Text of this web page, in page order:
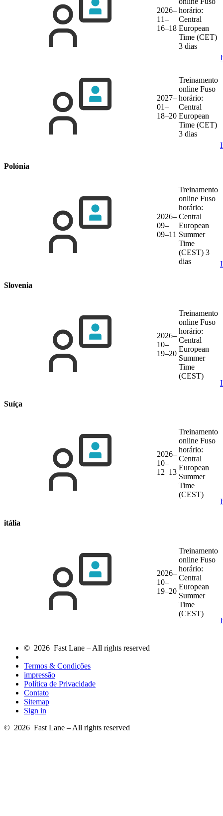
2026–
11–
16–18
horário:
Central
European
Time (CET)
3 dias
2027–
01–
18–20
Treinamento
online Fuso
horário:
Central
European
Time (CET)
3 dias
Polónia
2026–
09–
09–11
Treinamento
online Fuso
horário:
Central
European
Summer
Time
(CEST) 3
dias
Slovenia
2026–
10–
19–20
Treinamento
online Fuso
horário:
Central
European
Summer
Time
(CEST)
Suíça
2026–
10–
12–13
Treinamento
online Fuso
horário:
Central
European
Summer
Time
(CEST)
itália
2026–
10–
19–20
Treinamento
online Fuso
horário:
Central
European
Summer
Time
(CEST)
© 2026 Fast Lane – All rights reserved
Termos & Condições
impressão
Política de Privacidade
Contato
Sitemap
Sign in
© 2026 Fast Lane – All rights reserved